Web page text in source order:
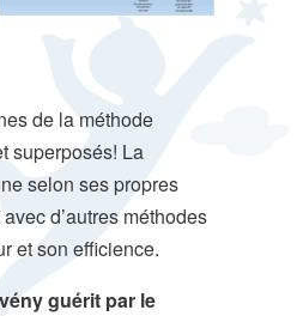
de la méthode
superposés! La
selon ses propres
d’autres méthodes
et son efficience.
guérit par le